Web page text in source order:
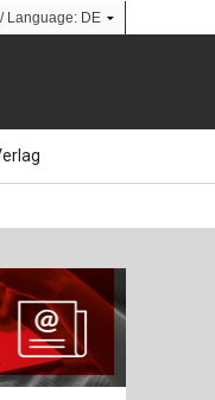
finden Sie uns
– Berufsportal